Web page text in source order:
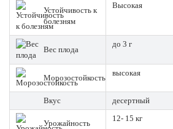
Устойчивость к
болезням
Высокая
Вес плода
до 3 г
Морозостойкость
высокая
Вкус десертный
Урожайность
12- 15 кг